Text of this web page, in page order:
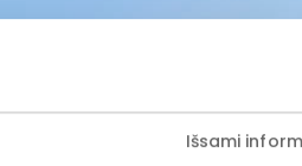
Išsami
iš miesto centro